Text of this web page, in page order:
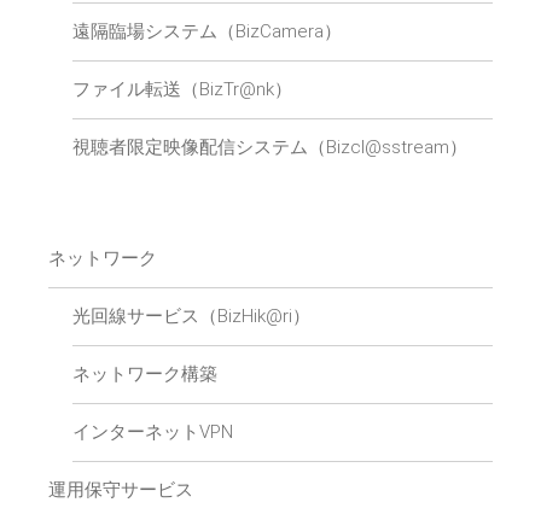
遠隔臨場システム（BizCamera）
ファイル転送（BizTr@nk）
視聴者限定映像配信システム（Bizcl@sstream）
ネットワーク
光回線サービス（BizHik@ri）
ネットワーク構築
インターネットVPN
運用保守サービス